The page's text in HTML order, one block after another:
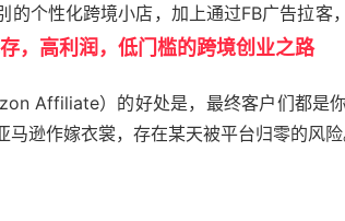
的个性化跨境小店，加上通过FB广告拉客
，高利润，低门槛的跨境创业之路
Affiliate）的好处是，最终客户们都是
逊作嫁衣裳，存在某天被平台归零的风险